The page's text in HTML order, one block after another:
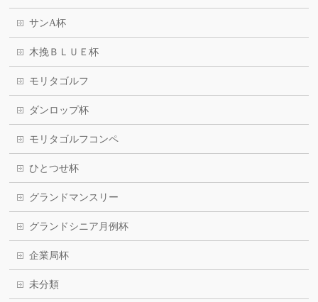
サンA杯
木挽ＢＬＵＥ杯
モリタゴルフ
ダンロップ杯
モリタゴルフコンペ
ひとつせ杯
グランドマンスリー
グランドシニア月例杯
企業局杯
未分類